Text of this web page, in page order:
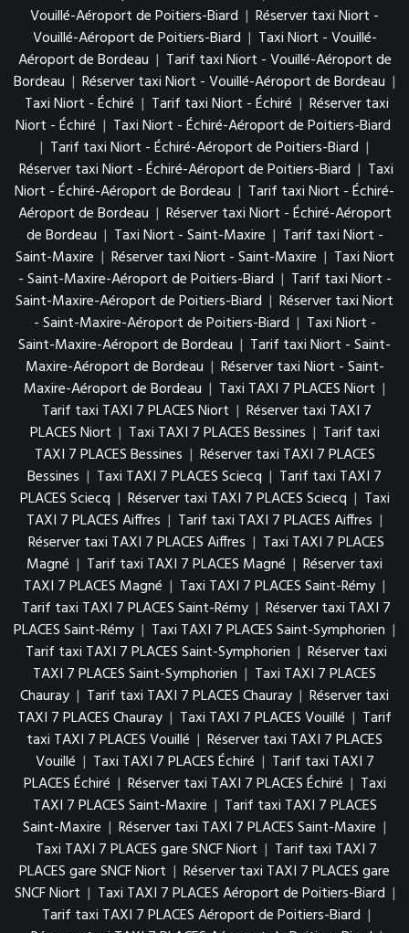
Vouillé-Aéroport de Poitiers-Biard | Réserver taxi Niort -
Vouillé-Aéroport de Poitiers-Biard | Taxi Niort - Vouillé-
Aéroport de Bordeau | Tarif taxi Niort - Vouillé-Aéroport de
Bordeau | Réserver taxi Niort - Vouillé-Aéroport de Bordeau |
Taxi Niort - Échiré | Tarif taxi Niort - Échiré | Réserver taxi
Niort - Échiré | Taxi Niort - Échiré-Aéroport de Poitiers-Biard
| Tarif taxi Niort - Échiré-Aéroport de Poitiers-Biard |
Réserver taxi Niort - Échiré-Aéroport de Poitiers-Biard | Taxi
Niort - Échiré-Aéroport de Bordeau | Tarif taxi Niort - Échiré-
Aéroport de Bordeau | Réserver taxi Niort - Échiré-Aéroport
de Bordeau | Taxi Niort - Saint-Maxire | Tarif taxi Niort -
Saint-Maxire | Réserver taxi Niort - Saint-Maxire | Taxi Niort
- Saint-Maxire-Aéroport de Poitiers-Biard | Tarif taxi Niort -
Saint-Maxire-Aéroport de Poitiers-Biard | Réserver taxi Niort
- Saint-Maxire-Aéroport de Poitiers-Biard | Taxi Niort -
Saint-Maxire-Aéroport de Bordeau | Tarif taxi Niort - Saint-
Maxire-Aéroport de Bordeau | Réserver taxi Niort - Saint-
Maxire-Aéroport de Bordeau | Taxi TAXI 7 PLACES Niort |
Tarif taxi TAXI 7 PLACES Niort | Réserver taxi TAXI 7
PLACES Niort | Taxi TAXI 7 PLACES Bessines | Tarif taxi
TAXI 7 PLACES Bessines | Réserver taxi TAXI 7 PLACES
Bessines | Taxi TAXI 7 PLACES Sciecq | Tarif taxi TAXI 7
PLACES Sciecq | Réserver taxi TAXI 7 PLACES Sciecq | Taxi
TAXI 7 PLACES Aiffres | Tarif taxi TAXI 7 PLACES Aiffres |
Réserver taxi TAXI 7 PLACES Aiffres | Taxi TAXI 7 PLACES
Magné | Tarif taxi TAXI 7 PLACES Magné | Réserver taxi
TAXI 7 PLACES Magné | Taxi TAXI 7 PLACES Saint-Rémy |
Tarif taxi TAXI 7 PLACES Saint-Rémy | Réserver taxi TAXI 7
PLACES Saint-Rémy | Taxi TAXI 7 PLACES Saint-Symphorien |
Tarif taxi TAXI 7 PLACES Saint-Symphorien | Réserver taxi
TAXI 7 PLACES Saint-Symphorien | Taxi TAXI 7 PLACES
Chauray | Tarif taxi TAXI 7 PLACES Chauray | Réserver taxi
TAXI 7 PLACES Chauray | Taxi TAXI 7 PLACES Vouillé | Tarif
taxi TAXI 7 PLACES Vouillé | Réserver taxi TAXI 7 PLACES
Vouillé | Taxi TAXI 7 PLACES Échiré | Tarif taxi TAXI 7
PLACES Échiré | Réserver taxi TAXI 7 PLACES Échiré | Taxi
TAXI 7 PLACES Saint-Maxire | Tarif taxi TAXI 7 PLACES
Saint-Maxire | Réserver taxi TAXI 7 PLACES Saint-Maxire |
Taxi TAXI 7 PLACES gare SNCF Niort | Tarif taxi TAXI 7
PLACES gare SNCF Niort | Réserver taxi TAXI 7 PLACES gare
SNCF Niort | Taxi TAXI 7 PLACES Aéroport de Poitiers-Biard |
Tarif taxi TAXI 7 PLACES Aéroport de Poitiers-Biard |